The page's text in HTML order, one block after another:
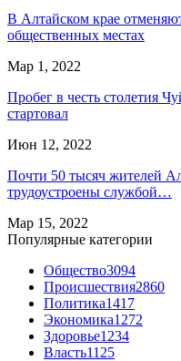
В Алтайском крае
общественных местах
Мар 1, 2022
Пробег в честь столетия
стартовал
Июн 12, 2022
Почти 50 тысяч жителей
трудоустроены службой…
Мар 15, 2022
Популярные категории
Общество3094
Происшествия2860
Политика1417
Экономика1272
Здоровье1234
Власть1125